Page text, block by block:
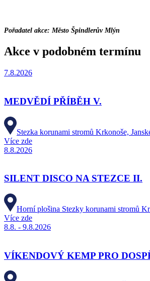
Pořadatel akce: Město Špindlerův Mlýn
Akce v podobném termínu
7.8.2026
MEDVĚDÍ PŘÍBĚH V.
Stezka korunami stromů Krkonoše,
Více zde
8.8.2026
SILENT DISCO NA STEZCE II.
Horní plošina Stezky korunami stromů
Více zde
8.8. - 9.8.2026
VÍKENDOVÝ KEMP PRO